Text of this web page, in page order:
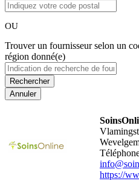
OU
Trouver un fournisseur selon un
région donné(e)
Annuler
https://